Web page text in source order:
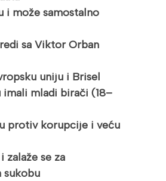
i može samostalno
sa Viktor Orban
uniju i Brisel
mladi birači (18–
protiv korupcije i veću
zalaže se za
sukobu